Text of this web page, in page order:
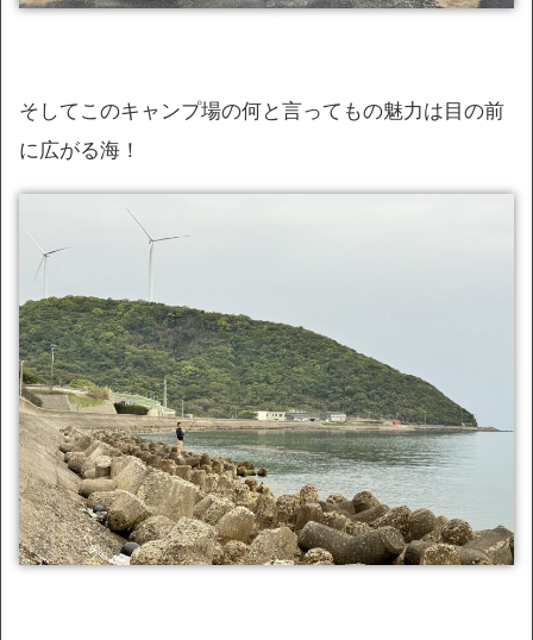
そしてこのキャンプ場の何と言ってもの魅力は目の前
に広がる海！